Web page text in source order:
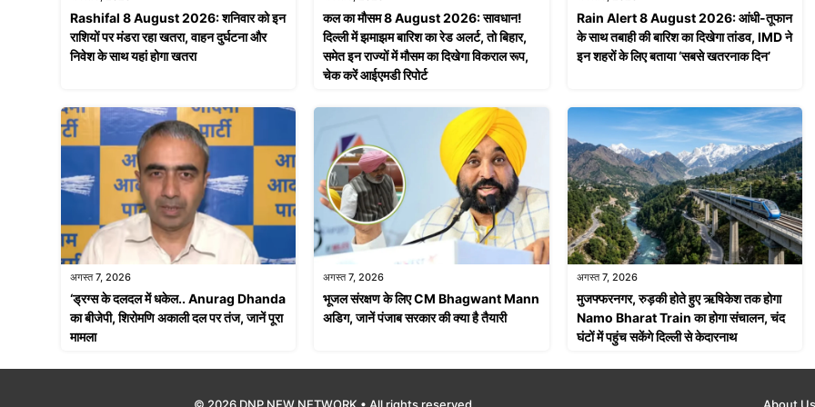
Rashifal 8 August 2026: शनिवार को इन
राशियों पर मंडरा रहा खतरा, वाहन दुर्घटना और
निवेश के साथ यहां होगा खतरा
कल का मौसम 8 August 2026: सावधान!
दिल्ली में झमाझम बारिश का रेड अलर्ट, तो बिहार,
समेत इन राज्यों में मौसम का दिखेगा विकराल रूप,
चेक करें आईएमडी रिपोर्ट
Rain Alert 8 August 2026: आंधी-तूफान
के साथ तबाही की बारिश का दिखेगा तांडव, IMD ने
इन शहरों के लिए बताया ‘सबसे खतरनाक दिन’
अगस्त 7, 2026
‘ड्रग्स के दलदल में धकेल.. Anurag Dhanda
का बीजेपी, शिरोमणि अकाली दल पर तंज, जानें पूरा
मामला
अगस्त 7, 2026
भूजल संरक्षण के लिए CM Bhagwant Mann
अडिग, जानें पंजाब सरकार की क्या है तैयारी
अगस्त 7, 2026
मुजफ्फरनगर, रुड़की होते हुए ऋषिकेश तक होगा
Namo Bharat Train का होगा संचालन, चंद
घंटों में पहुंच सकेंगे दिल्ली से केदारनाथ
© 2026 DNP NEW NETWORK • All rights reserved About Us